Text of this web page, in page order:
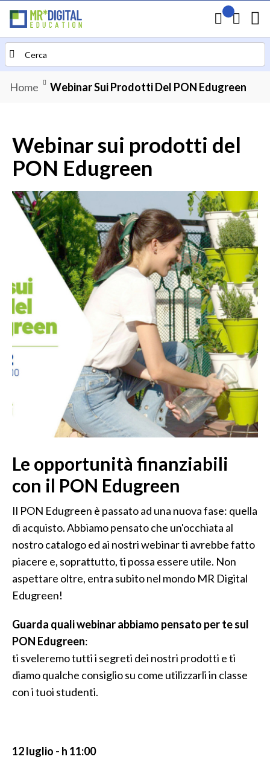
Carrello
Il mio
Search
Home Webinar Sui Prodotti Del PON Edugreen
Webinar sui prodotti del
PON Edugreen
Le opportunità finanziabili
con il PON Edugreen
Il PON Edugreen è passato ad una nuova fase: quella
di acquisto. Abbiamo pensato che un'occhiata al
nostro catalogo ed ai nostri webinar ti avrebbe fatto
piacere e, soprattutto, ti possa essere utile. Non
aspettare oltre, entra subito nel mondo MR Digital
Edugreen!
Guarda quali webinar abbiamo pensato per te sul
PON Edugreen:
ti sveleremo tutti i segreti dei nostri prodotti e ti
diamo qualche consiglio su come utilizzarli in classe
con i tuoi studenti.
12 luglio - h 11:00